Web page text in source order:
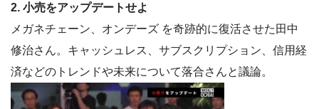
2. 小売をアップデートせよ
メガネチェーン、オンデーズ を奇跡的に復活させた田中
修治さん。キャッシュレス、サブスクリプション、信用経
済などのトレンドや未来について落合さんと議論。